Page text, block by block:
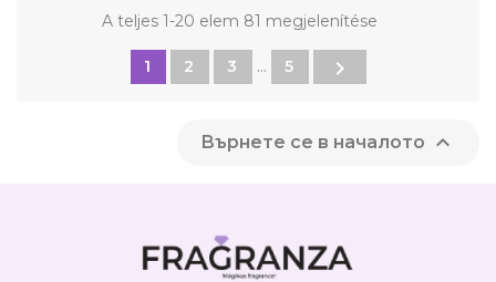
A teljes 1-20 elem 81 megjelenítése
1 2 3 … 5 
Върнете се в началото 